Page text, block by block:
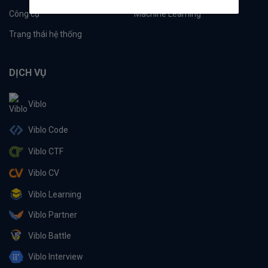
Công cụ Machine Learning
Trạng thái hệ thống
DỊCH VỤ
Viblo
Viblo Code
Viblo CTF
Viblo CV
Viblo Learning
Viblo Partner
Viblo Battle
Viblo Interview